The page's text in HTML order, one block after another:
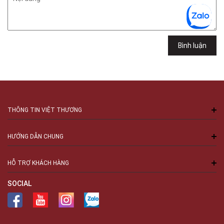
102Q Đường An Dương Vương, Phường An Đông, TPHCM, Quận 5, Hồ Chí
Bình luận
THÔNG TIN VIỆT THƯƠNG
HƯỚNG DẪN CHUNG
HỖ TRỢ KHÁCH HÀNG
SOCIAL